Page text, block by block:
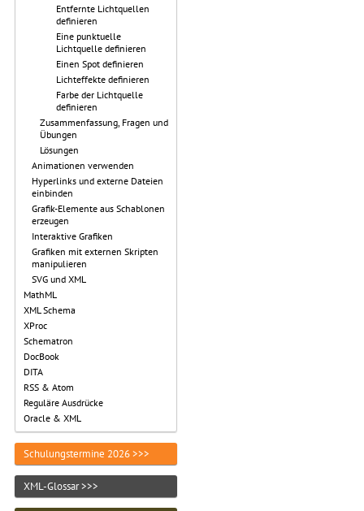
Entfernte Lichtquellen
definieren
Eine punktuelle
Lichtquelle definieren
Einen Spot definieren
Lichteffekte definieren
Farbe der Lichtquelle
definieren
Zusammenfassung, Fragen und
Übungen
Lösungen
Animationen verwenden
Hyperlinks und externe Dateien
einbinden
Grafik-Elemente aus Schablonen
erzeugen
Interaktive Grafiken
Grafiken mit externen Skripten
manipulieren
SVG und XML
MathML
XML Schema
XProc
Schematron
DocBook
DITA
RSS & Atom
Reguläre Ausdrücke
Oracle & XML
Schulungstermine 2026 >>>
XML-Glossar >>>